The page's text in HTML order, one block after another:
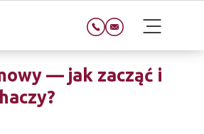
— jak zacząć i